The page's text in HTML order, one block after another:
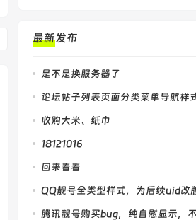
最新发布
是不是换服务器了
论坛帖子列表页面分类菜单导航样
化收购大米、纸巾
18121016
回来看看
QQ靓号全类型样式，为后续uid改
参考腾讯靓号购买bug，纯自慰显示，